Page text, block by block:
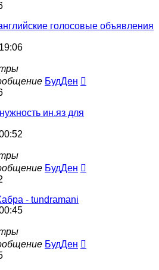
голосовые объявления
БудДен
ин.яз для
БудДен
- tundramani
БудДен